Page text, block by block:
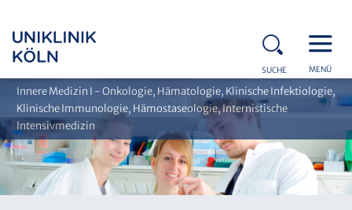
SUCHE MENÜ
Innere Medizin I - Onkologie, Hämatologie, Klinische Infektiologie,
Klinische Immunologie, Hämostaseologie, Internistische
Intensivmedizin